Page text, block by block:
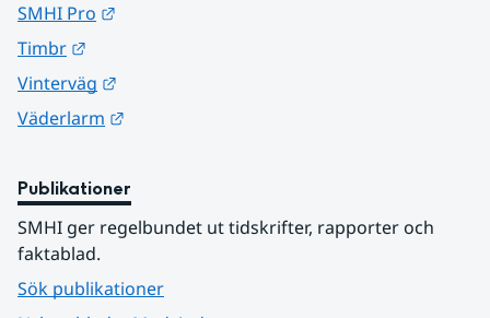
SMHI Pro
Timbr
Vinterväg
Väderlarm
Publikationer
SMHI ger regelbundet ut tidskrifter, rapporter och
faktablad.
Sök publikationer